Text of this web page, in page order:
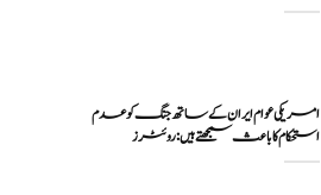
امریکی عوام ایران کے ساتھ جنگ کو عدم